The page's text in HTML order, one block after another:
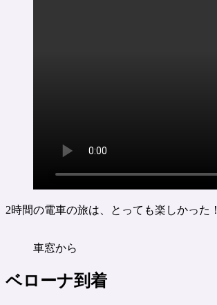
2時間の電車の旅は、とっても楽しかった！
車窓から
ベローナ到着